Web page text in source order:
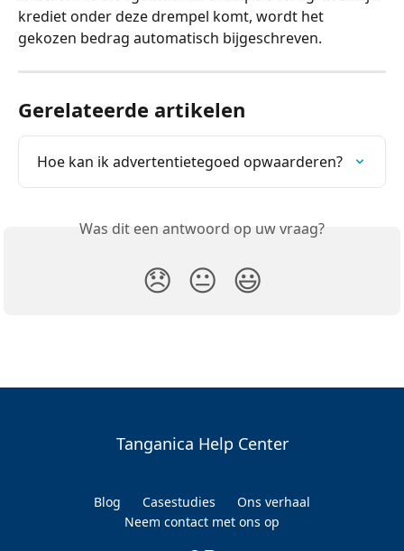
krediet onder deze drempel komt, wordt het
gekozen bedrag automatisch bijgeschreven.
Gerelateerde artikelen
Hoe kan ik advertentietegoed opwaarderen?
Was dit een antwoord op uw vraag?
😞 😐 😃
Tanganica Help Center
Blog Casestudies
Ons verhaal
Neem contact met ons op